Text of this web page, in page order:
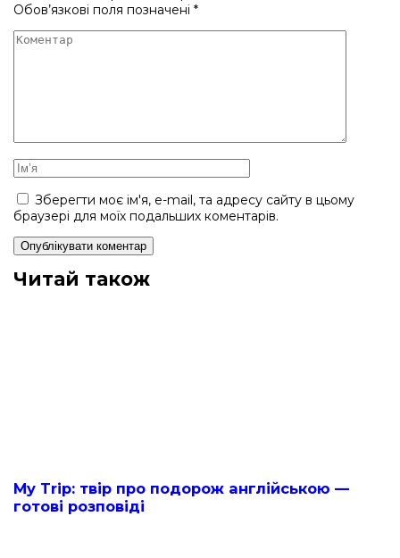
Обов’язкові поля позначені *
Зберегти моє ім'я, e-mail, та адресу сайту в цьому
браузері для моїх подальших коментарів.
Читай також
My Trip: твір про подорож англійською —
готові розповіді